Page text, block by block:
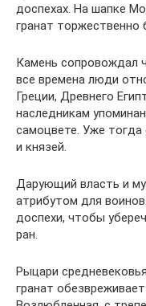
доспехах. На шапке
гранат торжественно
Камень сопровождал
все времена люди
Греции, Древнего
наследникам
самоцвете. Уже тогда
и князей.
Дарующий власть и
атрибутом для
доспехи, чтобы
ран.
Рыцари
гранат